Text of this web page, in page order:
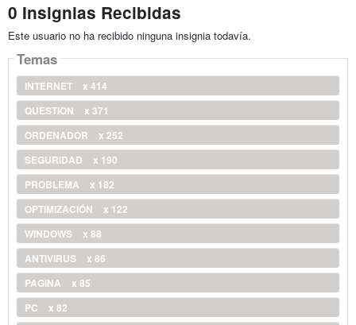
0 Insignias Recibidas
Este usuario no ha recibido ninguna insignia todavía.
Temas
INTERNET
x 414
QUESTION
x 371
ORDENADOR
x 252
SEGURIDAD
x 190
PROBLEMA
x 182
OPTIMIZACIÓN
x 122
WINDOWS
x 88
ANTIVIRUS
x 86
PAGINA
x 85
PC
x 82